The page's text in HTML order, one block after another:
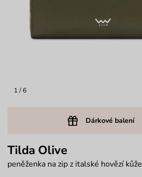
1 / 6
Dárkové balení
Tilda Olive
peněženka na zip z italské hovězí kůže